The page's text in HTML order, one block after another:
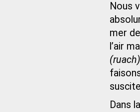
Nous
mer
l’air
(ruach)
Dans